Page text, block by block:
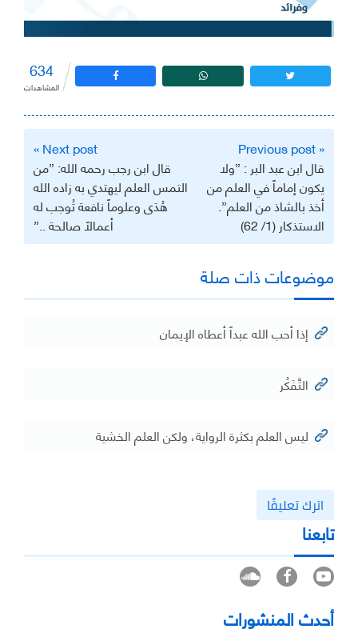
634
المشاهدات
المقالات
« Previous post
‏قال ابن عبد البر : ‏”ولا
يكون إماماً في العلم من
أخذ بالشاذ من العلم”.
‏الاستذكار (1/ 62)
Next post »
‏قال ابن رجب رحمه الله: ‏”من
التمس العلم ليهتدي به زاده الله
هُدَى وعلوماً نافعة تُوجب له
أعمالاً صالحة ..”
موضوعات ذات صلة
إذا أحب الله عبداً أعطاه الإيمان
التَّفَكُر
ليس العلم بكثرة الرواية، ولكن العلم الخشية
اترك تعليقًا
تابعنا
أحدث المنشورات